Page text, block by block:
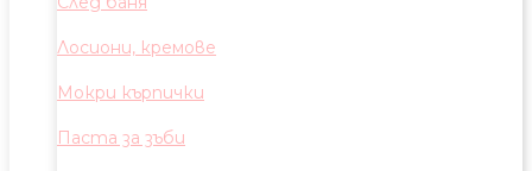
Лосиони, кремове
Мокри кърпички
Паста за зъби